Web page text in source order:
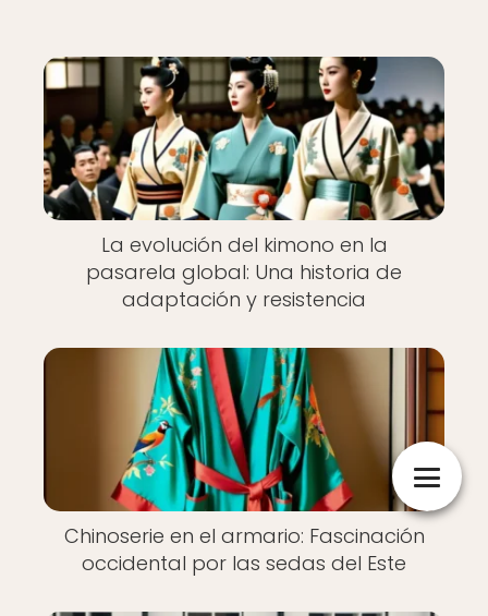
La evolución del kimono en la
pasarela global: Una historia de
adaptación y resistencia
Chinoserie en el armario: Fascinación
occidental por las sedas del Este